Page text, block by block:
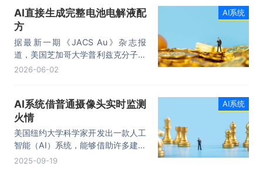
辟了新路径，有望加速药物研发和新
材料设计。相关成果发表于最新一期
《美国国家科学院院刊》。
AI直接生成完整电池电解液配
方
据最新一期《JACS Au》杂志报
道，美国芝加哥大学普利兹克分子工
程学院研究团队开发出一种生成式AI
2026-06-02
AI系统
AI系统借普通摄像头实时监测
火情
美国纽约大学科学家开发出一款人工
智能（AI）系统，能够借助许多建筑
中已有的普通安防摄像头，实时检测
2025-09-19
AI系统